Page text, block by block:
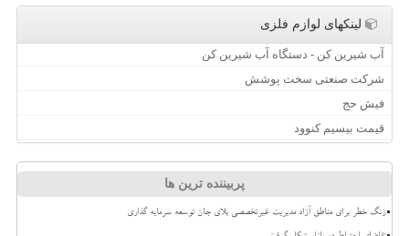
لینکهای لوازم فلزی
آب شیرین کن - دستگاه آب شیرین کن
شرکت صنعتی سخت پوشش
فیش حج
قیمت بیسیم کنوود
پربیننده ترین ها
زنگ خطر برای مناطق آزاد مدیریت غیرتخصصی بلای جان توسعه سرمایه گذاری